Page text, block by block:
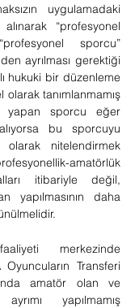
uygulamadaki
“profesyonel
sporcu”
ayrılması gerektiği
hukuki bir düzenleme
tanımlanmamış
sporcu eğer
bu sporcuyu
nitelendirmek
amatörlük
itibariyle değil,
yapılmasının daha
merkezinde
Oyuncuların Transferi
amatör olan ve
yapılmamış